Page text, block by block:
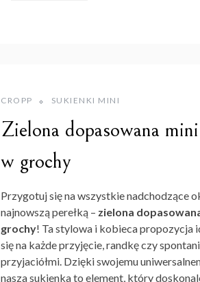
CROPP SUKIENKI MINI
Zielona dopasowana
w grochy
Przygotuj się na wszystkie nadchodzące
najnowszą perełką – zielona
grochy! Ta stylowa i kobieca propozycja
się na każde przyjęcie, randkę czy
przyjaciółmi. Dzięki swojemu
nasza sukienka to element, który